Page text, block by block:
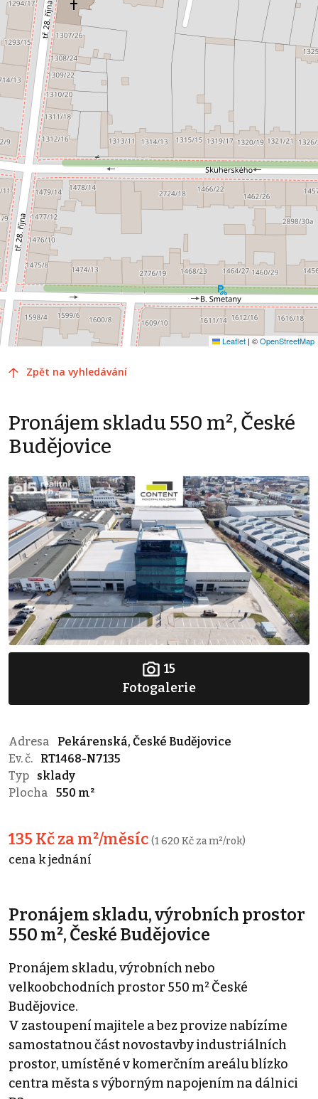
Leaflet | ©OpenStreetMap
Zpět na vyhledávání
Pronájem skladu 550 m², České
Budějovice
15
Fotogalerie
Adresa
Pekárenská, České Budějovice
Ev. č.
RT1468-N7135
Typ
sklady
Plocha
550 m²
135 Kč za m²/měsíc (1 620 Kč za m²/rok)
cena k jednání
Pronájem skladu, výrobních prostor
550 m², České Budějovice
Pronájem skladu, výrobních nebo
velkoobchodních prostor 550 m² České
Budějovice.
V zastoupení majitele a bez provize nabízíme
samostatnou část novostavby industriálních
prostor, umístěné v komerčním areálu blízko
centra města s výborným napojením na dálnici